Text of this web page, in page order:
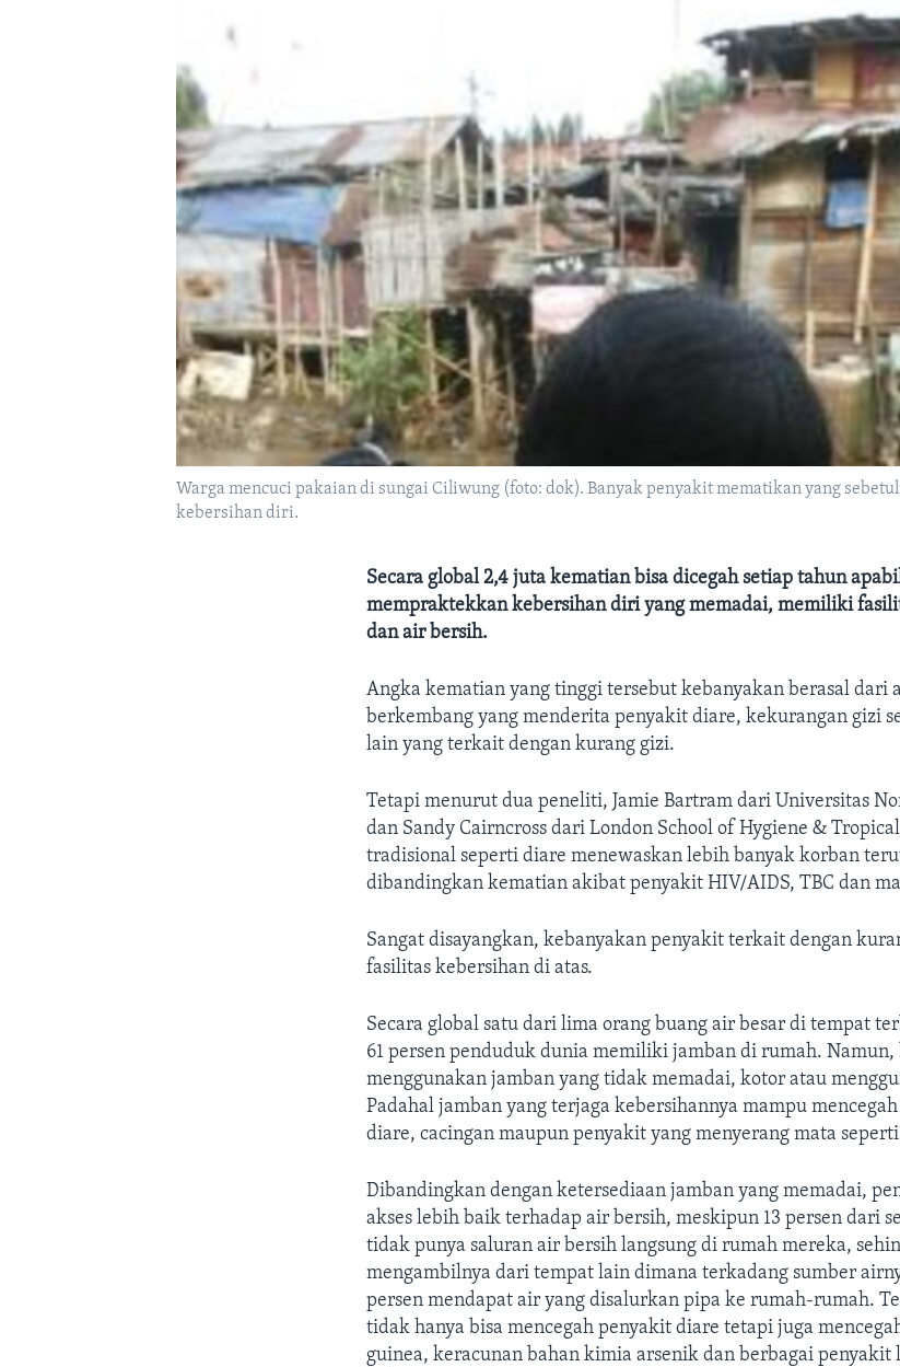
Warga mencuci pakaian di sungai Ciliwung (foto: dok). Banyak penyakit mematikan yang
kebersihan diri.
Secara global 2,4 juta kematian bisa dicegah setiap tahun
mempraktekkan kebersihan diri yang memadai, memiliki
dan air bersih.
Angka kematian yang tinggi tersebut kebanyakan berasal dari
berkembang yang menderita penyakit diare, kekurangan gizi
lain yang terkait dengan kurang gizi.
Tetapi menurut dua peneliti, Jamie Bartram dari Universitas
dan Sandy Cairncross dari London School of Hygiene &
tradisional seperti diare menewaskan lebih banyak korban
dibandingkan kematian akibat penyakit HIV/AIDS, TBC dan
Sangat disayangkan, kebanyakan penyakit terkait dengan
fasilitas kebersihan di atas.
Secara global satu dari lima orang buang air besar di tempat
61 persen penduduk dunia memiliki jamban di rumah. Namun,
menggunakan jamban yang tidak memadai, kotor atau
Padahal jamban yang terjaga kebersihannya mampu
diare, cacingan maupun penyakit yang menyerang mata
Dibandingkan dengan ketersediaan jamban yang memadai,
akses lebih baik terhadap air bersih, meskipun 13 persen dari
tidak punya saluran air bersih langsung di rumah mereka,
mengambilnya dari tempat lain dimana terkadang sumber
persen mendapat air yang disalurkan pipa ke rumah-rumah.
tidak hanya bisa mencegah penyakit diare tetapi juga
guinea, keracunan bahan kimia arsenik dan berbagai penyakit